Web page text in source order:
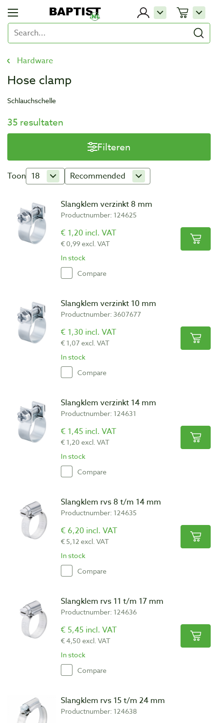
Hardware
Hose clamp
Schlauchschelle
35 resultaten
Filteren
Toon 18 Recommended
Slangklem verzinkt 8 mm
Productnumber: 124625
€ 1,20 incl. VAT
€ 0,99 excl. VAT
In stock
Compare
Slangklem verzinkt 10 mm
Productnumber: 3607677
€ 1,30 incl. VAT
€ 1,07 excl. VAT
In stock
Compare
Slangklem verzinkt 14 mm
Productnumber: 124631
€ 1,45 incl. VAT
€ 1,20 excl. VAT
In stock
Compare
Slangklem rvs 8 t/m 14 mm
Productnumber: 124635
€ 6,20 incl. VAT
€ 5,12 excl. VAT
In stock
Compare
Slangklem rvs 11 t/m 17 mm
Productnumber: 124636
€ 5,45 incl. VAT
€ 4,50 excl. VAT
In stock
Compare
Slangklem rvs 15 t/m 24 mm
Productnumber: 124638